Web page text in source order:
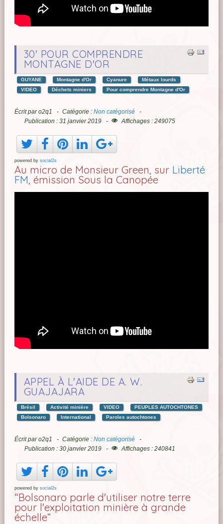
30' POUR COMPRENDRE
MONTAGNE D'OR
GUYANE Montagne d'Or Cyanure
Métaux lourds
VIDEO
Déchets miniers Pour comprendre Montagne d'Or
Écrit paro2q1 Catégorie : Non catégorisé
Publication : 31 janvier 2019
Affichages : 249075
powered by social2s
Au micro de Monsieur Green, sur Liberté
FM , émission Sous la Canopée
APPEL À L'AIDE DE A. W.
GUAJAJARA
Brésil Activité minière VIDEO
PEUPLES AUTOCHTONES
Bolsonaro
International Paroles autochtones
Écrit paro2q1 Catégorie : Non catégorisé
Publication : 30 janvier 2019
Affichages : 240841
powered by social2s
“Bolsonaro parle d'utiliser notre terre
pour l'exploitation minière à grande
échelle”